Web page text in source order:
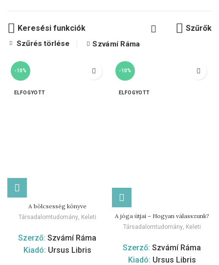
Keresési funkciók Szűrők
Szűrés törlése Szvámí Ráma
-10%
ELFOGYOTT
A bölcsesség könyve
Társadalomtudomány, Keleti
Szerző: Szvámí Ráma
Kiadó: Ursus Libris
-10%
ELFOGYOTT
A jóga útjai – Hogyan válasszunk?
Társadalomtudomány, Keleti
Szerző: Szvámí Ráma
Kiadó: Ursus Libris